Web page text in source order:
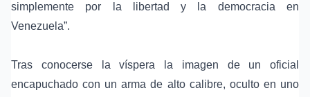
simplemente por la libertad y la democracia en
Venezuela”.
Tras conocerse la víspera la imagen de un oficial
encapuchado con un arma de alto calibre, oculto en uno